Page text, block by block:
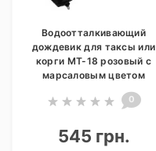
Водоотталкивающий
дождевик для таксы или
корги МТ-18 розовый с
марсаловым цветом
0
545 грн.